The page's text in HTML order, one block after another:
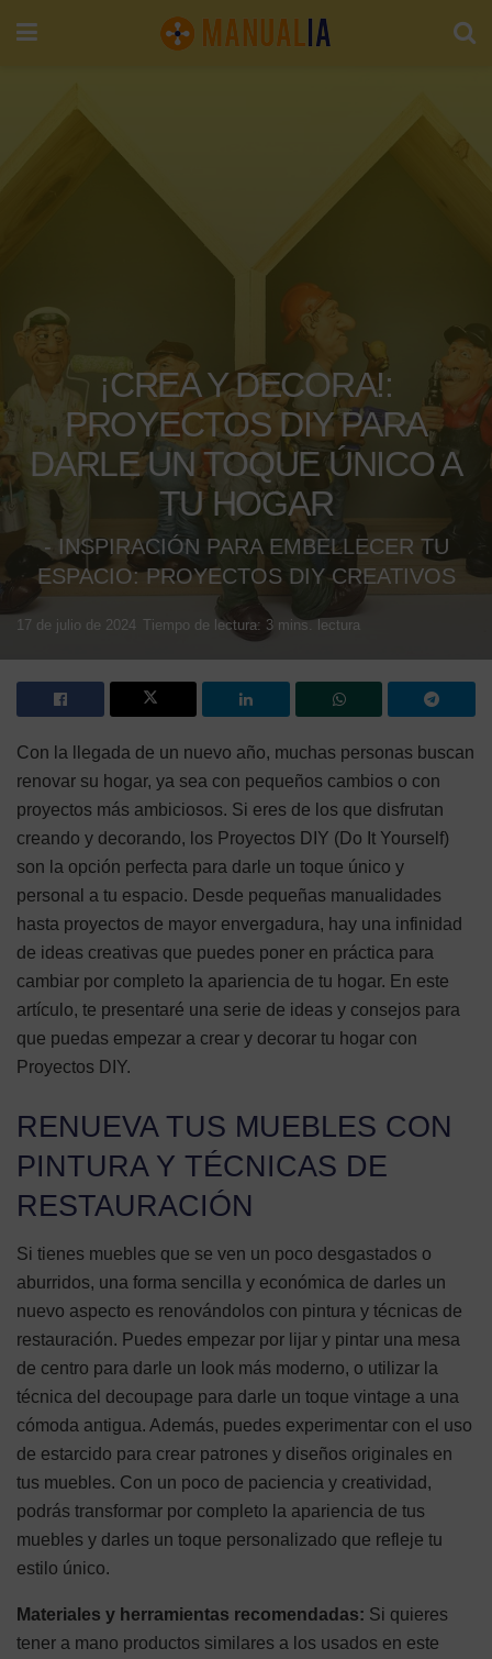
¡CREA Y DECORA!:
PROYECTOS DIY PARA
DARLE UN TOQUE ÚNICO A
TU HOGAR
- INSPIRACIÓN PARA EMBELLECER TU
ESPACIO: PROYECTOS DIY CREATIVOS
17 de julio de 2024 Tiempo de lectura: 3 mins. lectura
Con la llegada de un nuevo año, muchas personas buscan
renovar su hogar, ya sea con pequeños cambios o con
proyectos más ambiciosos. Si eres de los que disfrutan
creando y decorando, los Proyectos DIY (Do It Yourself)
son la opción perfecta para darle un toque único y
personal a tu espacio. Desde pequeñas manualidades
hasta proyectos de mayor envergadura, hay una infinidad
de ideas creativas que puedes poner en práctica para
cambiar por completo la apariencia de tu hogar. En este
artículo, te presentaré una serie de ideas y consejos para
que puedas empezar a crear y decorar tu hogar con
Proyectos DIY.
RENUEVA TUS MUEBLES CON
PINTURA Y TÉCNICAS DE
RESTAURACIÓN
Si tienes muebles que se ven un poco desgastados o
aburridos, una forma sencilla y económica de darles un
nuevo aspecto es renovándolos con pintura y técnicas de
restauración. Puedes empezar por lijar y pintar una mesa
de centro para darle un look más moderno, o utilizar la
técnica del decoupage para darle un toque vintage a una
cómoda antigua. Además, puedes experimentar con el uso
de estarcido para crear patrones y diseños originales en
tus muebles. Con un poco de paciencia y creatividad,
podrás transformar por completo la apariencia de tus
muebles y darles un toque personalizado que refleje tu
estilo único.
Materiales y herramientas recomendadas: Si quieres
tener a mano productos similares a los usados en este